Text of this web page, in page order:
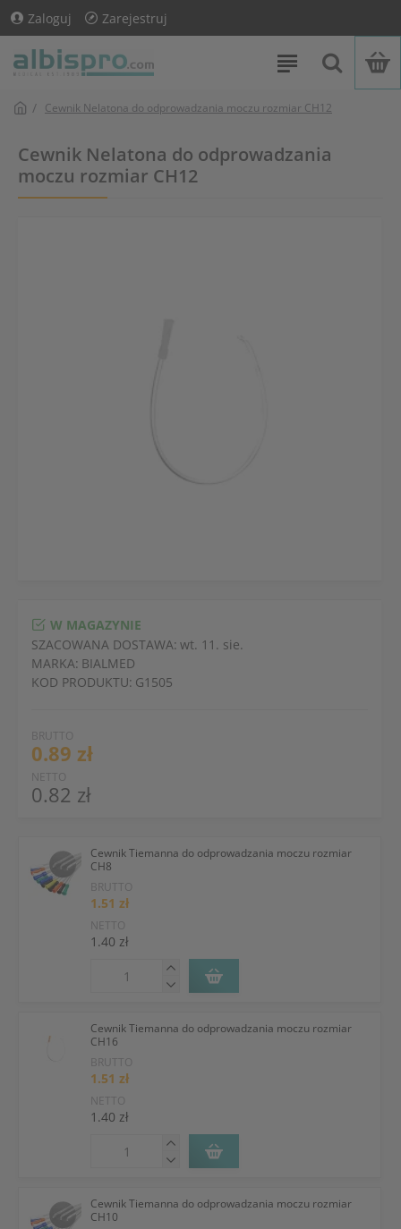
Zaloguj Zarejestruj
Cewnik Nelatona do odprowadzania moczu rozmiar CH12
Cewnik Nelatona do odprowadzania
moczu rozmiar CH12
BRUTTO
0.89 zł
NETTO
0.82 zł
W MAGAZYNIE
SZACOWANA DOSTAWA: wt. 11. sie.
MARKA: BIALMED
KOD PRODUKTU: G1505
Cewnik Tiemanna do odprowadzania moczu rozmiar
CH8
BRUTTO
1.51 zł
NETTO
1.40 zł
Cewnik Tiemanna do odprowadzania moczu rozmiar
CH16
BRUTTO
1.51 zł
NETTO
1.40 zł
Cewnik Tiemanna do odprowadzania moczu rozmiar
CH10